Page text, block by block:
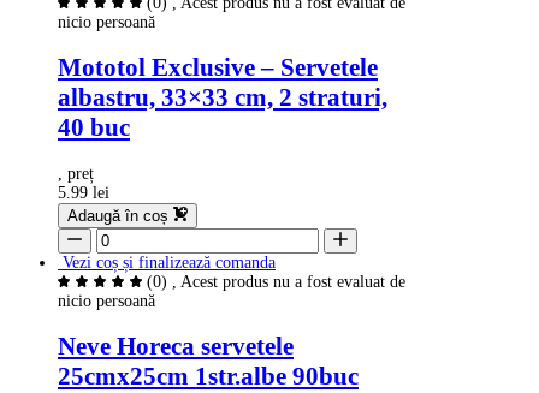
nicio persoană
Mototol Exclusive – Servetele
albastru, 33×33 cm, 2 straturi,
40 buc
, preț
5.99 lei
Adaugă în coș
Vezi coș și finalizează comanda
(0)
, Acest produs nu a fost evaluat de
nicio persoană
Neve Horeca servetele
25cmx25cm 1str.albe 90buc